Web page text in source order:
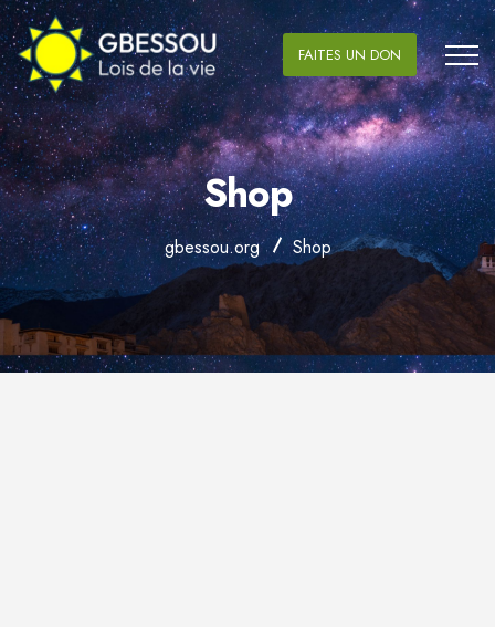
FAITES UN DON
Shop
gbessou.org Shop